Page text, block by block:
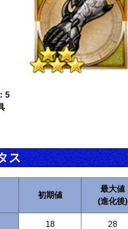
5
ス
初期値
最大値
(進化後)
18 28